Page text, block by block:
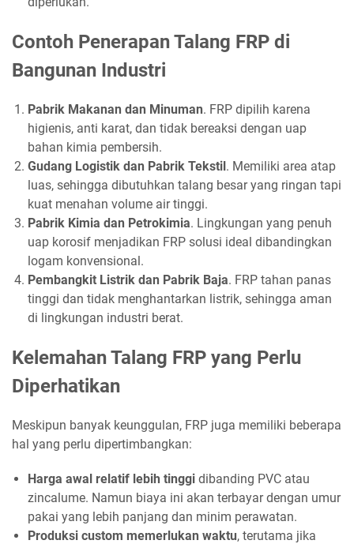
Contoh Penerapan Talang FRP di
Bangunan Industri
Pabrik Makanan dan Minuman. FRP dipilih karena
higienis, anti karat, dan tidak bereaksi dengan uap
bahan kimia pembersih.
Gudang Logistik dan Pabrik Tekstil. Memiliki area atap
luas, sehingga dibutuhkan talang besar yang ringan tapi
kuat menahan volume air tinggi.
Pabrik Kimia dan Petrokimia. Lingkungan yang penuh
uap korosif menjadikan FRP solusi ideal dibandingkan
logam konvensional.
Pembangkit Listrik dan Pabrik Baja. FRP tahan panas
tinggi dan tidak menghantarkan listrik, sehingga aman
di lingkungan industri berat.
Kelemahan Talang FRP yang Perlu
Diperhatikan
Meskipun banyak keunggulan, FRP juga memiliki beberapa
hal yang perlu dipertimbangkan:
Harga awal relatif lebih tinggi dibanding PVC atau
zincalume. Namun biaya ini akan terbayar dengan umur
pakai yang lebih panjang dan minim perawatan.
Produksi custom memerlukan waktu, terutama jika